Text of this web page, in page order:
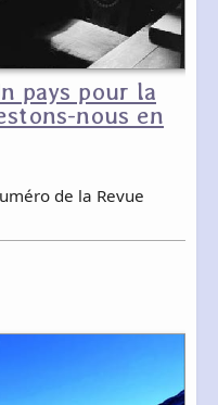
pays pour la
nous en
de la Revue